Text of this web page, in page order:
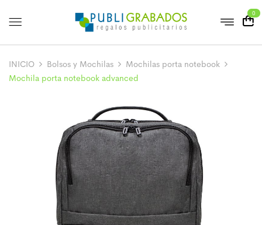
0
INICIO Bolsos y Mochilas
Mochilas porta notebook
Mochila porta notebook advanced